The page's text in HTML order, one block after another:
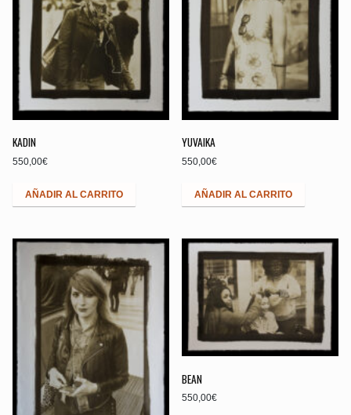
KADIN
550,00€
AÑADIR AL CARRITO
YUVAIKA
550,00€
AÑADIR AL CARRITO
BEAN
550,00€